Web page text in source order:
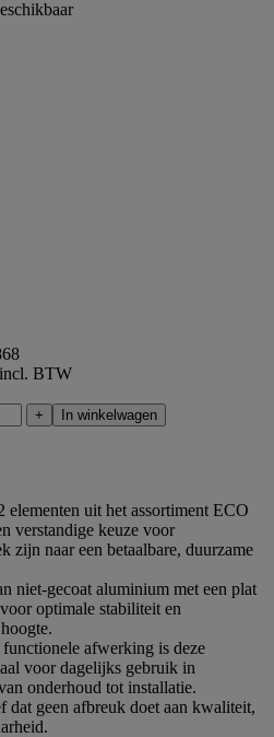
BTW
+ In winkelwagen
uit het assortiment ECO
verstandige keuze voor
zijn naar een betaalbare, duurzame
niet-gecoat aluminium met een plat
optimale stabiliteit en
afwerking is deze
voor dagelijks gebruik in
onderhoud tot installatie.
dat geen afbreuk doet aan kwaliteit,